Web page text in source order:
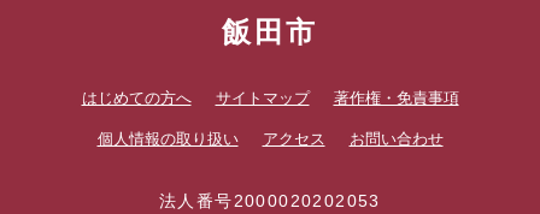
飯田市
はじめての方へ サイトマップ 著作権・免責事項
個人情報の取り扱い アクセス お問い合わせ
法人番号2000020202053